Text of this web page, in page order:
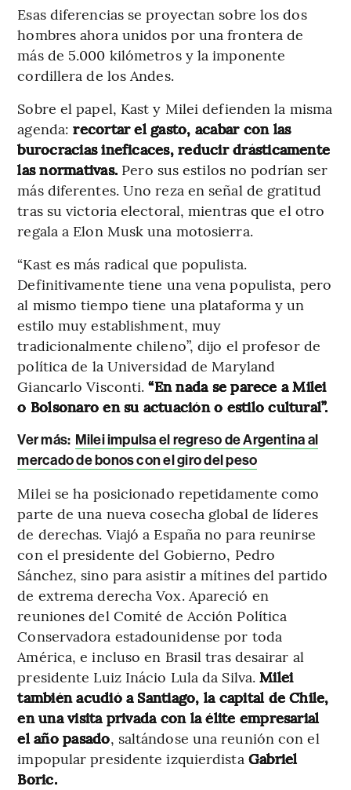
Esas diferencias se proyectan sobre los dos
hombres ahora unidos por una frontera de
más de 5.000 kilómetros y la imponente
cordillera de los Andes.
Sobre el papel, Kast y Milei defienden la misma
agenda: recortar el gasto, acabar con las
burocracias ineficaces, reducir drásticamente
las normativas. Pero sus estilos no podrían ser
más diferentes. Uno reza en señal de gratitud
tras su victoria electoral, mientras que el otro
regala a Elon Musk una motosierra.
“Kast es más radical que populista.
Definitivamente tiene una vena populista, pero
al mismo tiempo tiene una plataforma y un
estilo muy establishment, muy
tradicionalmente chileno”, dijo el profesor de
política de la Universidad de Maryland
Giancarlo Visconti.“En nada se parece a Milei
o Bolsonaro en su actuación o estilo cultural”.
Ver más: Milei impulsa el regreso de Argentina al
mercado de bonos con el giro del peso
Milei se ha posicionado repetidamente como
parte de una nueva cosecha global de líderes
de derechas. Viajó a España no para reunirse
con el presidente del Gobierno, Pedro
Sánchez, sino para asistir a mítines del partido
de extrema derecha Vox. Apareció en
reuniones del Comité de Acción Política
Conservadora estadounidense por toda
América, e incluso en Brasil tras desairar al
presidente Luiz Inácio Lula da Silva.Milei
también acudió a Santiago, la capital de Chile,
en una visita privada con la élite empresarial
el año pasado, saltándose una reunión con el
impopular presidente izquierdista Gabriel
Boric.